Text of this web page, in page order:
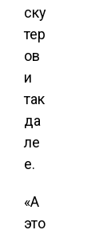
ску
тер
ов
и
так
да
ле
е.
«А
это